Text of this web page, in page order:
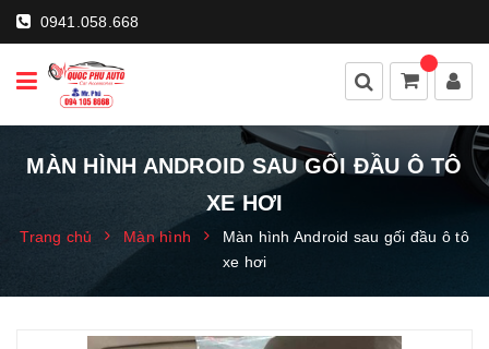
0941.058.668
MÀN HÌNH ANDROID SAU GỐI ĐẦU Ô TÔ
XE HƠI
Trang chủ Màn hình
Màn hình Android sau gối đầu ô tô
xe hơi